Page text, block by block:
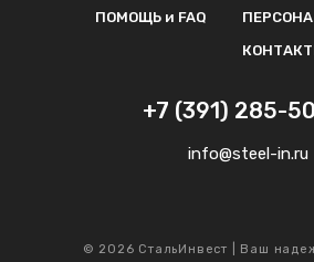
ПОМОЩЬ и FAQ
+7 (391) 285-
info@steel-in.ru
© 2026 СтальИнвест | Ваш